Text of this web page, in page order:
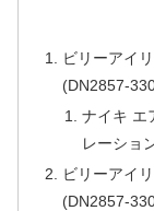
ビリーアイ
(DN2857-
ナイキ エ
レーショ
ビリーアイ
(DN2857-